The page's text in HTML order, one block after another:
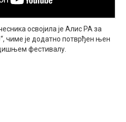
освојила је Алис РА за
чиме је додатно потврђен њен
фестивалу.